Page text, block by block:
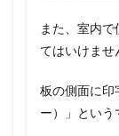
また、室内
てはいけませ
板の側面に
ー）」という